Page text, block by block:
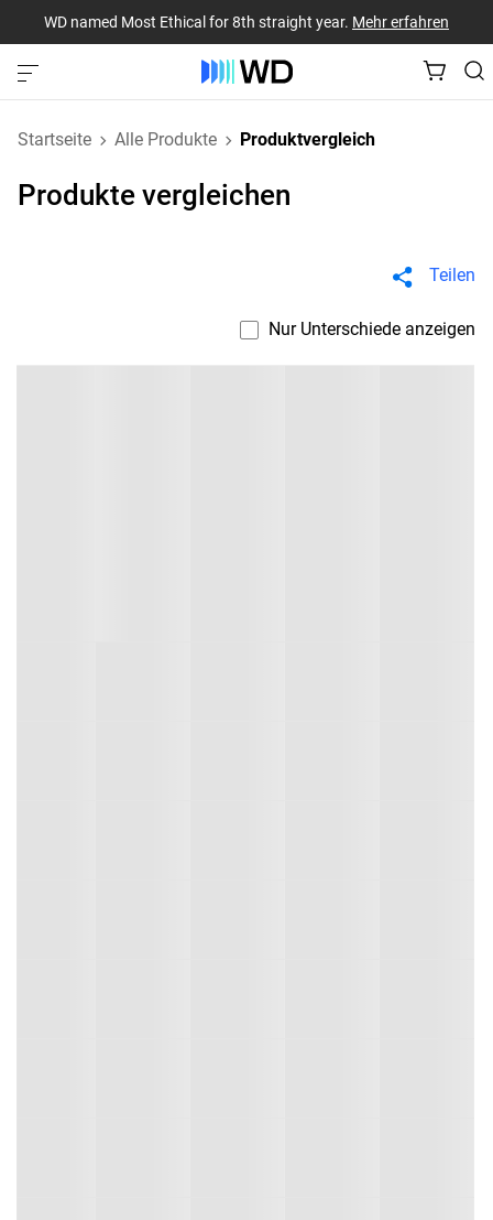
WD named Most Ethical for 8th straight year. Mehr erfahren
Startseite Alle Produkte Produktvergleich
Produkte vergleichen
Teilen
Nur Unterschiede anzeigen